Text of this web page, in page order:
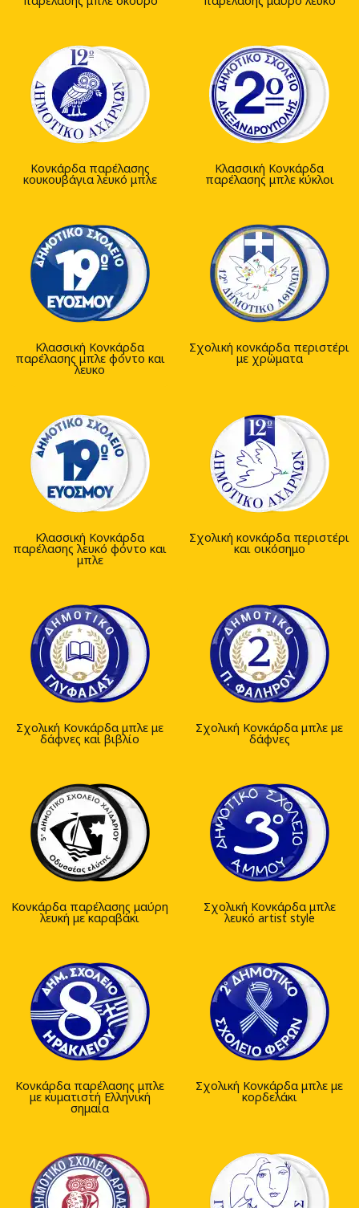
Κονκάρδα παρέλασης
κουκουβάγια λευκό μπλε
Κλασσική Κονκάρδα
παρέλασης μπλε κύκλοι
Κλασσική Κονκάρδα
παρέλασης μπλε φόντο και
λευκο
Σχολική κονκάρδα περιστέρι
με χρώματα
Κλασσική Κονκάρδα
παρέλασης λευκό φόντο και
μπλε
Σχολική κονκάρδα περιστέρι
και οικόσημο
Σχολική Κονκάρδα μπλε με
δάφνες και βιβλίο
Σχολική Κονκάρδα μπλε με
δάφνες
Κονκάρδα παρέλασης μαύρη
λευκή με καραβάκι
Σχολική Κονκάρδα μπλε
λευκό artist style
Κονκάρδα παρέλασης μπλε
με κυματιστή Ελληνική
σημαία
Σχολική Κονκάρδα μπλε με
κορδελάκι